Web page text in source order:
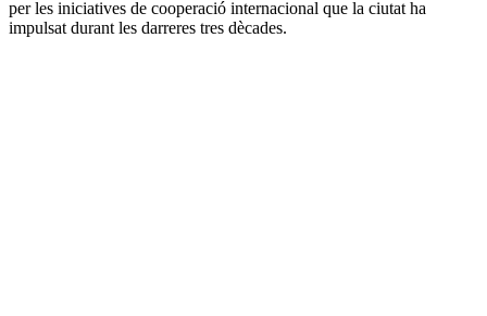
per les iniciatives de cooperació internacional que la ciutat ha
impulsat durant les darreres tres dècades.